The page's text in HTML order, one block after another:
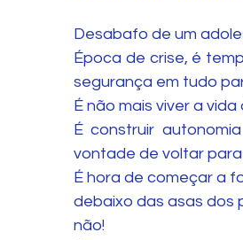
Desabafo de um
Época de crise, é
segurança em tudo
É não mais viver a
É construir
vontade de voltar
É hora de começar a
debaixo das asas dos
não!